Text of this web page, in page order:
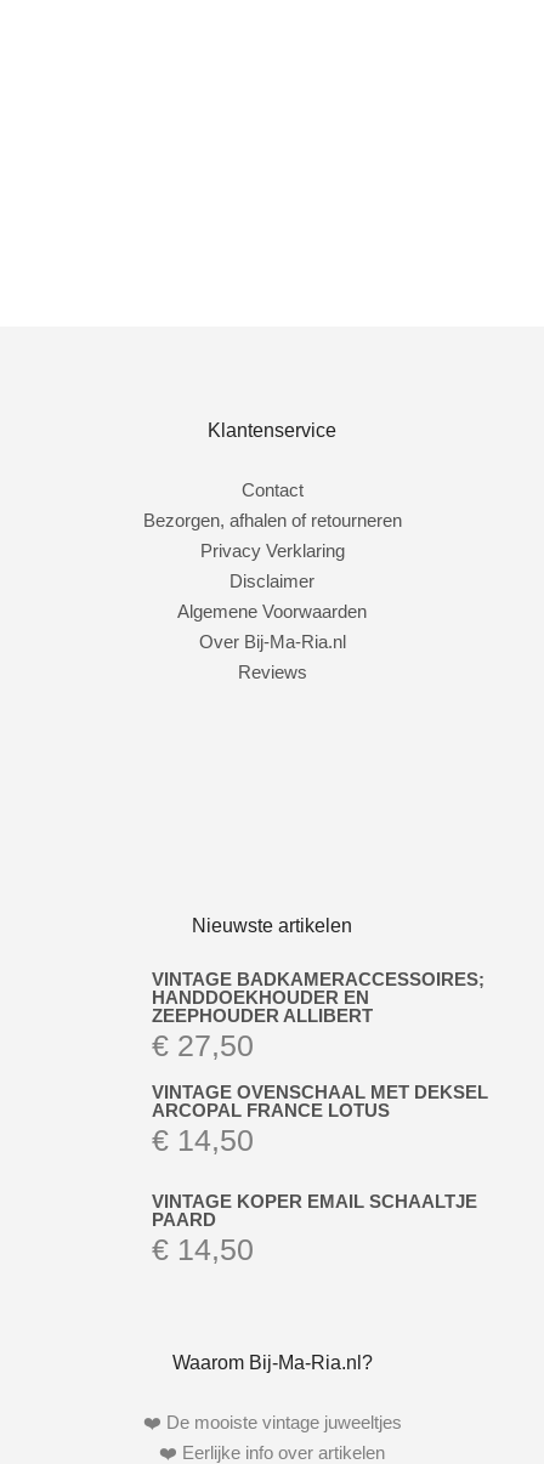
Klantenservice
Contact
Bezorgen, afhalen of retourneren
Privacy Verklaring
Disclaimer
Algemene Voorwaarden
Over Bij-Ma-Ria.nl
Reviews
Nieuwste artikelen
VINTAGE BADKAMERACCESSOIRES;
HANDDOEKHOUDER EN
ZEEPHOUDER ALLIBERT
€ 27,50
VINTAGE OVENSCHAAL MET DEKSEL
ARCOPAL FRANCE LOTUS
€ 14,50
VINTAGE KOPER EMAIL SCHAALTJE
PAARD
€ 14,50
Waarom Bij-Ma-Ria.nl?
❤️ De mooiste vintage juweeltjes
❤️ Eerlijke info over artikelen